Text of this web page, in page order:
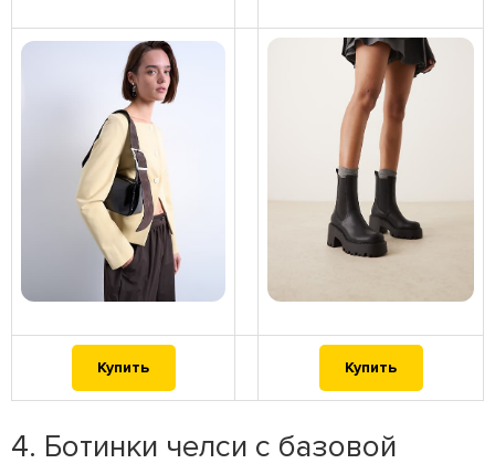
Купить Купить
4. Ботинки челси с базовой